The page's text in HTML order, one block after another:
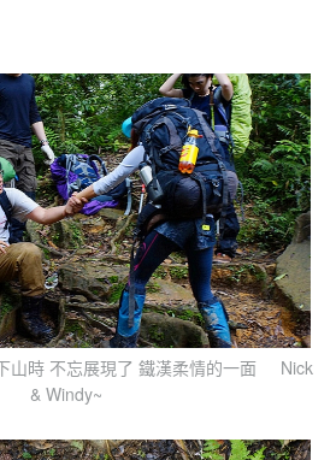
時 不忘展現了 鐵漢柔情的一面 Nick
& Windy~